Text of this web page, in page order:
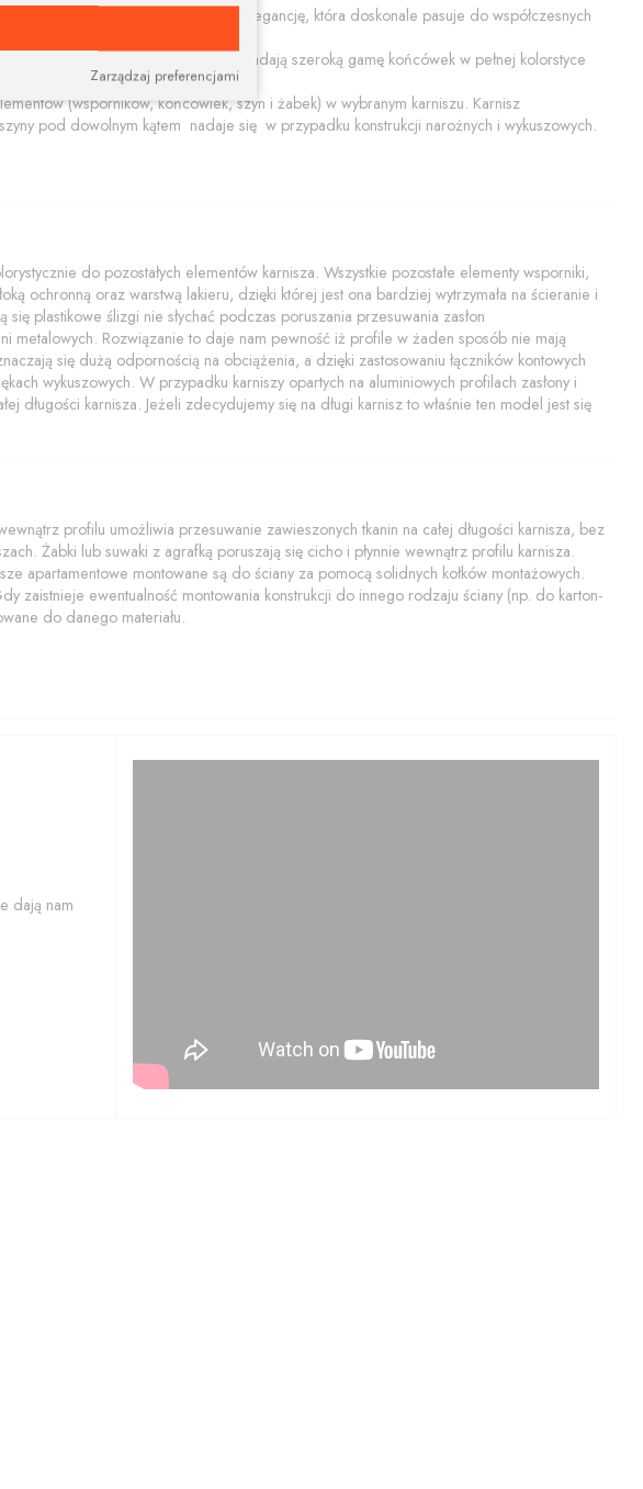
estetyczną łączącą prostotę i elegancję, która doskonale pasuje do współczesnych
czerny i biały połysk. Posiadają szeroką gamę końcówek w pełnej kolorstyce
(wsporników, końcówiek, szyn i żabek) w wybranym karniszu. Karnisz
pod dowolnym kątem nadaje się w przypadku konstrukcji narożnych i wykuszowych.
do pozostałych elementów karnisza. Wszystkie pozostałe elementy wsporniki,
ochronną oraz warstwą lakieru, dzięki której jest ona bardziej wytrzymała na ścieranie i
plastikowe ślizgi nie słychać podczas poruszania przesuwania zasłon
metalowych. Rozwiązanie to daje nam pewność iż profile w żaden sposób nie mają
się dużą odpornością na obciążenia, a dzięki zastosowaniu łączników kontowych
wykuszowych. W przypadku karniszy opartych na aluminiowych profilach zasłony i
długości karnisza. Jeżeli zdecydujemy się na długi karnisz to właśnie ten model jest się
profilu umożliwia przesuwanie zawieszonych tkanin na całej długości karnisza, bez
Żabki lub suwaki z agrafką poruszają się cicho i płynnie wewnątrz profilu karnisza.
apartamentowe montowane są do ściany za pomocą solidnych kołków montażowych.
zaistnieje ewentualność montowania konstrukcji do innego rodzaju ściany (np. do karton-
do danego materiału.
dają nam
Zarządzaj preferencjami